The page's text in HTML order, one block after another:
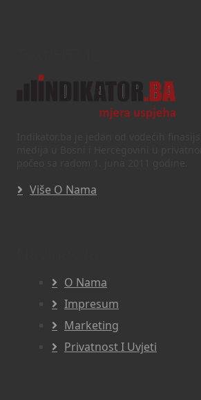
Više O Nama
O Nama
Impresum
Marketing
Privatnost I Uvjeti